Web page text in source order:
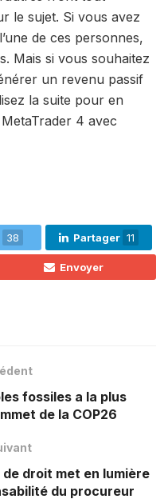
le sujet. Si vous avez
de ces personnes,
Mais si vous souhaitez
un revenu passif
la suite pour en
4 avec
38 Partager 11
Envoyer
fossiles a la plus
de la COP26
droit met en lumière
du procureur